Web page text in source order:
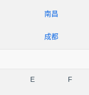
南昌
成都
E F